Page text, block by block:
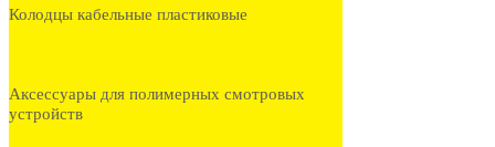
Колодцы кабельные пластиковые
Аксессуары для полимерных смотровых
устройств